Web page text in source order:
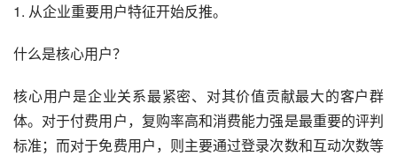
1. 从企业重要用户特征开始反推。
什么是核心用户？
核心用户是企业关系最紧密、对其价值贡献最大的客户群
体。对于付费用户，复购率高和消费能力强是最重要的评判
标准；而对于免费用户，则主要通过登录次数和互动次数等